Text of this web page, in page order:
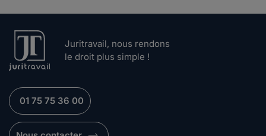
Juritravail, nous rendons
le droit plus simple !
01 75 75 36 00